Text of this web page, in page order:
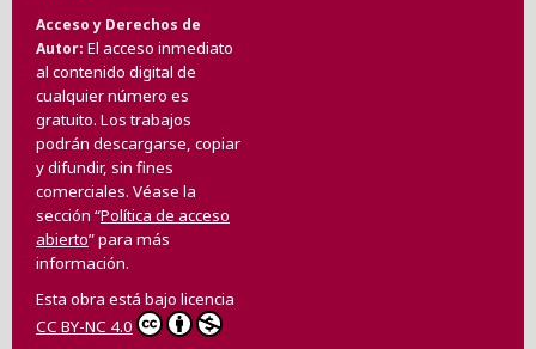
Acceso y Derechos de
Autor El acceso inmediato
al contenido digital de
cualquier número es
gratuito. Los trabajos
podrán descargarse, copiar
y difundir, sin fines
comerciales. Véase la
sección “Política de acceso
abierto” para más
información.
Esta obra está bajo licencia
CC BY-NC 4.0